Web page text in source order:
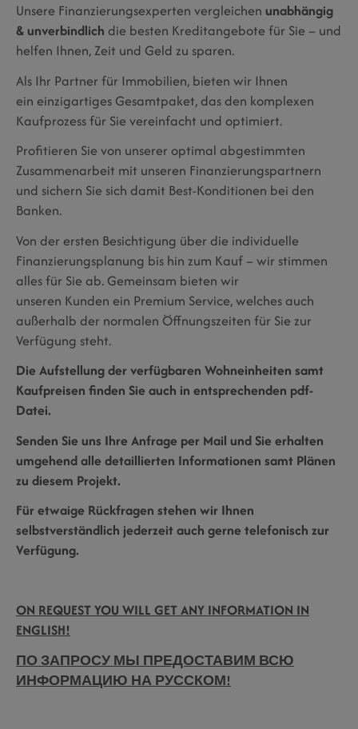
Unsere Finanzierungsexperten vergleichen unabhängig
& unverbindlich die besten Kreditangebote für Sie – und
helfen Ihnen, Zeit und Geld zu sparen.
Als Ihr Partner für Immobilien, bieten wir Ihnen
ein einzigartiges Gesamtpaket, das den komplexen
Kaufprozess für Sie vereinfacht und optimiert.
Profitieren Sie von unserer optimal abgestimmten
Zusammenarbeit mit unseren Finanzierungspartnern
und sichern Sie sich damit Best-Konditionen bei den
Banken.
Von der ersten Besichtigung über die individuelle
Finanzierungsplanung bis hin zum Kauf – wir stimmen
alles für Sie ab. Gemeinsam bieten wir
unseren Kunden ein Premium Service, welches auch
außerhalb der normalen Öffnungszeiten für Sie zur
Verfügung steht.
Die Aufstellung der verfügbaren Wohneinheiten samt
Kaufpreisen finden Sie auch in entsprechenden pdf-
Datei.
Senden Sie uns Ihre Anfrage per Mail und Sie erhalten
umgehend alle detaillierten Informationen samt Plänen
zu diesem Projekt.
Für etwaige Rückfragen stehen wir Ihnen
selbstverständlich jederzeit auch gerne telefonisch zur
Verfügung.
ON REQUEST YOU WILL GET ANY INFORMATION IN
ENGLISH!
ПО ЗАПРОСУ МЫ ПРЕДОСТАВИМ ВСЮ
ИНФОРМАЦИЮ НА РУССКОМ!